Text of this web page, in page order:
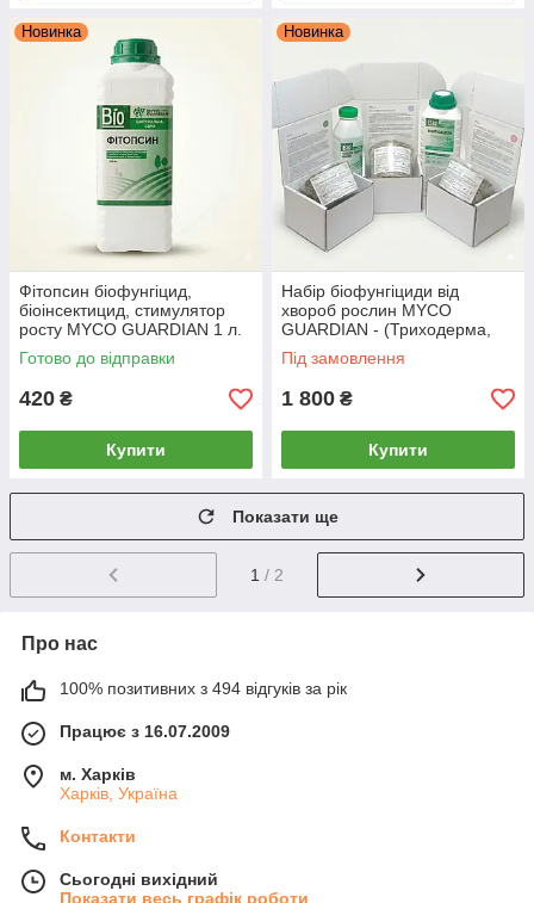
Новинка
Фітопсин біофунгіцид,
біоінсектицид, стимулятор
росту MYCO GUARDIAN 1 л.
Готово до відправки
420 ₴
Купити
Новинка
Набір біофунгіциди від
хвороб рослин MYCO
GUARDIAN - (Триходерма,
Бактерія, Прилипач)
Під замовлення
1 800 ₴
Купити
Показати ще
1 / 2
Про нас
100% позитивних з 494 відгуків за рік
Працює з 16.07.2009
м. Харків
Харків, Україна
Контакти
Сьогодні вихідний
Показати весь графік роботи